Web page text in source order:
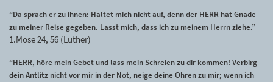
“Da sprach er zu ihnen: Haltet mich nicht auf, denn der HERR hat Gnade
zu meiner Reise gegeben. Lasst mich, dass ich zu meinem Herrn ziehe.”
1.Mose 24, 56 (Luther)
“HERR, höre mein Gebet und lass mein Schreien zu dir kommen! Verbirg
dein Antlitz nicht vor mir in der Not, neige deine Ohren zu mir; wenn ich